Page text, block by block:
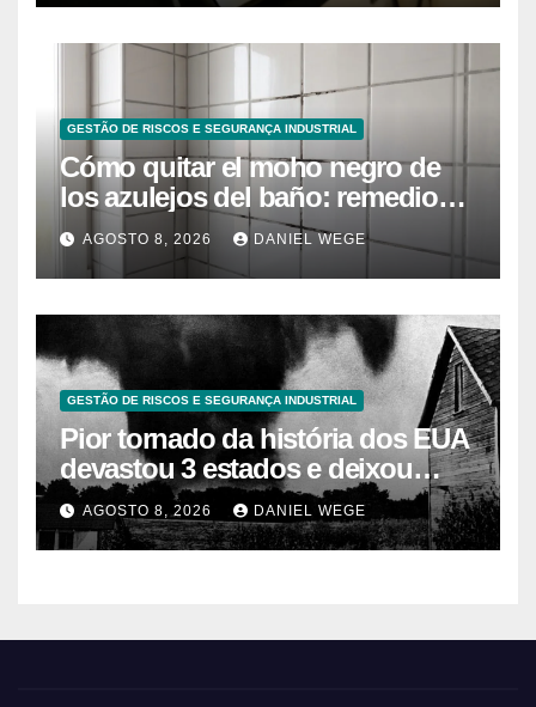
GESTÃO DE RISCOS E SEGURANÇA INDUSTRIAL
Cómo quitar el moho negro de
los azulejos del baño: remedios
caseros efectivos
AGOSTO 8, 2026 DANIEL WEGE
GESTÃO DE RISCOS E SEGURANÇA INDUSTRIAL
Pior tornado da história dos EUA
devastou 3 estados e deixou
centenas de mortos
AGOSTO 8, 2026 DANIEL WEGE